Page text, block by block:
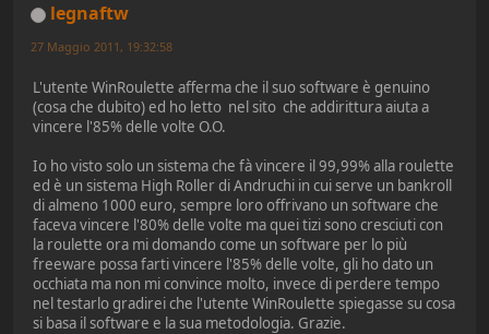
legnaftw
27 Maggio 2011, 19:32:58
L'utente WinRoulette afferma che il suo software è genuino
(cosa che dubito) ed ho letto nel sito che addirittura aiuta a
vincere l'85% delle volte O.O.
Io ho visto solo un sistema che fà vincere il 99,99% alla roulette
ed è un sistema High Roller di Andruchi in cui serve un bankroll
di almeno 1000 euro, sempre loro offrivano un software che
faceva vincere l'80% delle volte ma quei tizi sono cresciuti con
la roulette ora mi domando come un software per lo più
freeware possa farti vincere l'85% delle volte, gli ho dato un
occhiata ma non mi convince molto, invece di perdere tempo
nel testarlo gradirei che l'utente WinRoulette spiegasse su cosa
si basa il software e la sua metodologia. Grazie.